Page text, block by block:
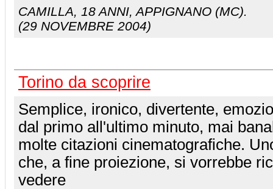
CAMILLA, 18 ANNI, APPIGNANO (MC).
(29 NOVEMBRE 2004)
Torino da scoprire
Semplice, ironico, divertente,
dal primo all'ultimo minuto, mai
molte citazioni cinematografiche.
che, a fine proiezione, si vorrebbe
vedere